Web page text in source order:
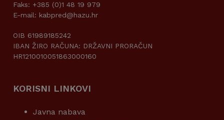
Faks: +385 (0)1 48 19 979
E-mail: kabpred@hazu.hr
OIB 61989185242
IBAN ŽIRO RAČUNA: DRŽAVNI PRORAČUN
HR1210010051863000160
KORISNI LINKOVI
Javna nabava